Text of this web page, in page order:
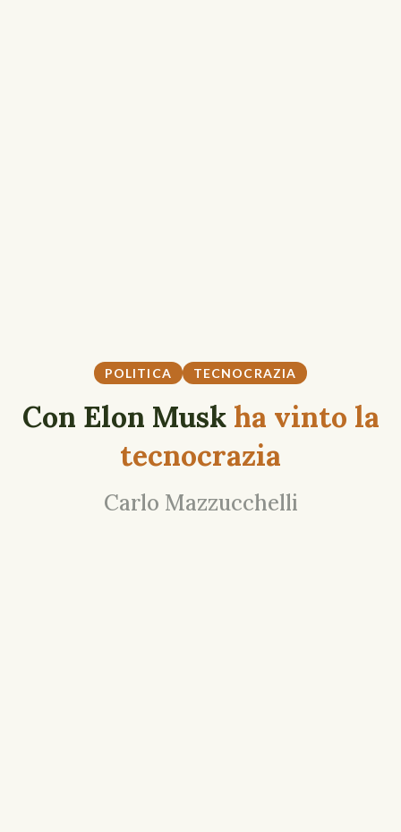
POLITICA TECNOCRAZIA
Con Elon Musk ha vinto la
tecnocrazia
Carlo Mazzucchelli